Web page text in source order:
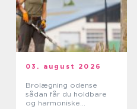
03. august 2026
Brolægning odense
sådan får du holdbare
og harmoniske